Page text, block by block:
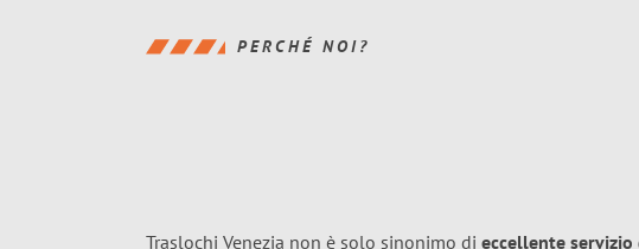
PERCHÉ NOI?
Traslochi Venezia non è solo sinonimo di eccellente servizio